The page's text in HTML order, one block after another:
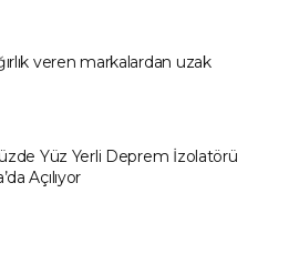
veren markalardan uzak
Yüz Yerli Deprem İzolatörü
Açılıyor